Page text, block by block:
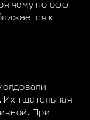
чему по офф-
к
тщательная
При